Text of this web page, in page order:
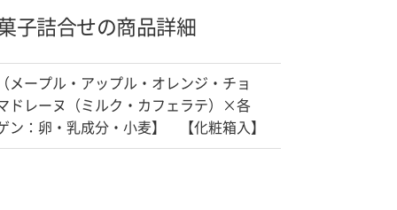
子詰合せの商品詳細
ープル・アップル・オレンジ・チョ
ドレーヌ（ミルク・カフェラテ）×各
：卵・乳成分・小麦】 【化粧箱入】